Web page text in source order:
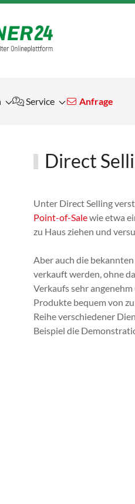
Service Anfrage
Direct
Unter Direct Selling
Point-of-Salewie etwa
zu Haus ziehen und
Aber auch die
verkauft werden, ohne
Verkaufs sehr
Produkte bequem von
Reihe verschiedener
Beispiel die